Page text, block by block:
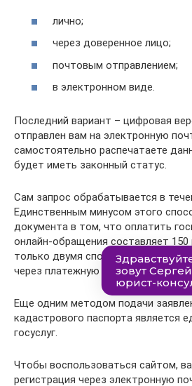
лично;
через доверенное лицо;
почтовым отправлением;
в электронном виде.
Последний вариант – цифровая
отправлен вам на электронную
самостоятельно распечатаете
будет иметь законный статус.
Сам запрос обрабатывается в
Единственным минусом этого
документа в том, что оплатить
онлайн-обращения составляет
только двумя способами:
через платежную систему QIWI.
Еще одним методом подачи
кадастрового паспорта является
госуслуг.
Чтобы воспользоваться сайтом,
регистрация через электронную